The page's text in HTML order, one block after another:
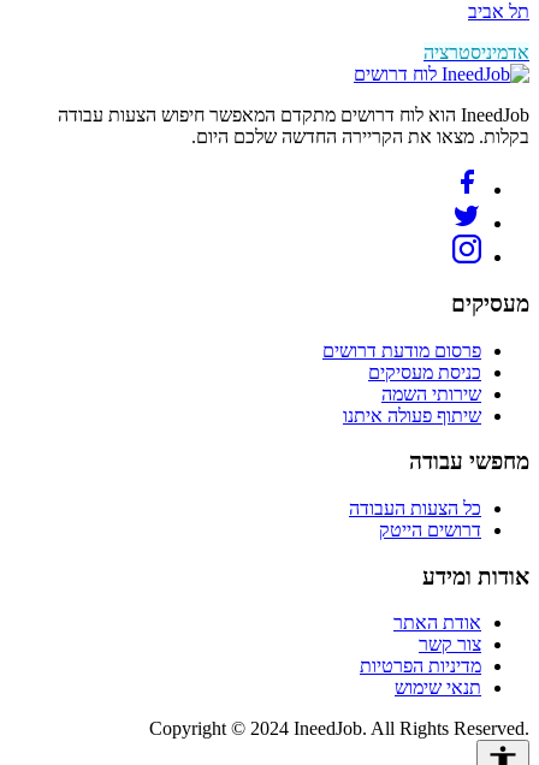
תל אביב
אדמיניסטרציה
לוח דרושים
IneedJob הוא לוח דרושים מתקדם המאפשר חיפוש הצעות עבודה
בקלות. מצאו את הקריירה החדשה שלכם היום.
מעסיקים
פרסום מודעת דרושים
כניסת מעסיקים
שירותי השמה
שיתוף פעולה איתנו
מחפשי עבודה
כל הצעות העבודה
דרושים הייטק
אודות ומידע
אודת האתר
צור קשר
מדיניות הפרטיות
תנאי שימוש
Copyright © 2024 IneedJob. All Rights Reserved.